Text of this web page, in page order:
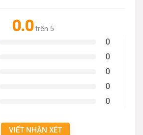
0.0 trên 5
0
0
0
0
0
VIẾT NHẬN XÉT